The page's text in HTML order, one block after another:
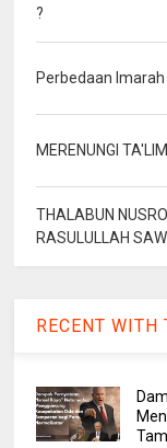
?
MERENUNGI
THALABUN
RASULULLAH SAW
RECENT WITH